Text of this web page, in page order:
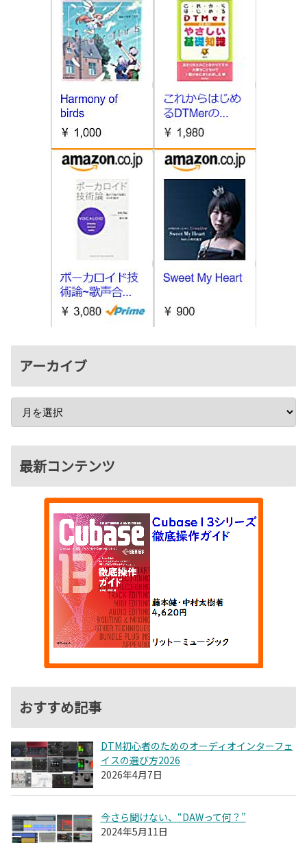
アーカイブ
最新コンテンツ
おすすめ記事
DTM初心者のためのオーディオインターフェ
イスの選び方2026
2026年4月7日
今さら聞けない、“DAWって何？”
2024年5月11日